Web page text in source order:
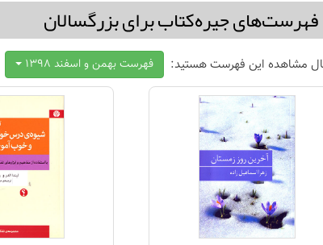
فهرست‌های جیره‌كتاب برای بزرگسالان
مشاهده این فهرست هستید: فهرست بهمن و اسفند 1398